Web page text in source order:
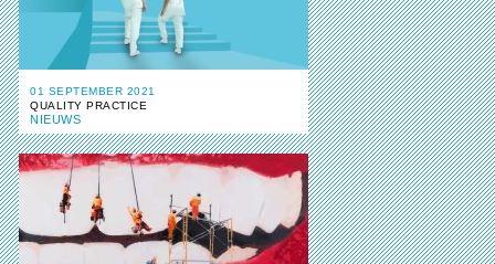
01 SEPTEMBER 2021
QUALITY PRACTICE
NIEUWS